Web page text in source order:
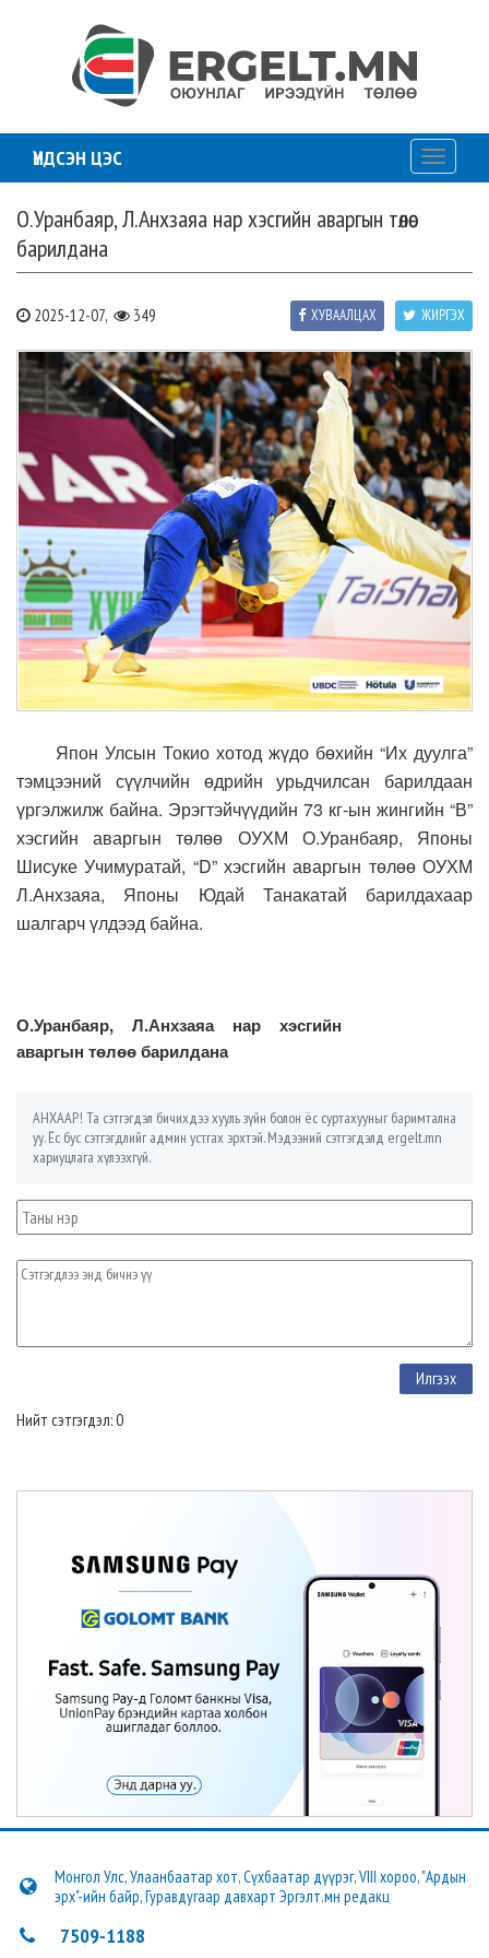
ҮНДСЭН ЦЭС
Toggle
О.Уранбаяр, Л.Анхзаяа нар хэсгийн аваргын төлөө
барилдана
2025-12-07, 349 ЖИРГЭХ
ХУВААЛЦАХ
Япон Улсын Токио хотод жүдо бөхийн “Их дуулга”
тэмцээний сүүлчийн өдрийн урьдчилсан барилдаан
үргэлжилж байна. Эрэгтэйчүүдийн 73 кг-ын жингийн “В”
хэсгийн аваргын төлөө ОУХМ О.Уранбаяр, Японы
Шисуке Учимуратай, “D” хэсгийн аваргын төлөө ОУХМ
Л.Анхзаяа, Японы Юдай Танакатай барилдахаар
шалгарч үлдээд байна.
О.Уранбаяр, Л.Анхзаяа нар хэсгийн
аваргын төлөө барилдана
АНХААР! Та сэтгэгдэл бичихдээ хууль зүйн болон ёс суртахууныг баримтална
уу. Ёс бус сэтгэгдлийг админ устгах эрхтэй. Мэдээний сэтгэгдэлд ergelt.mn
хариуцлага хүлээхгүй.
Нийт сэтгэгдэл: 0
Монгол Улс, Улаанбаатар хот, Сүхбаатар дүүрэг, VIII хороо, "Ардын
эрх"-ийн байр, Гуравдугаар давхарт Эргэлт.мн редакц
7509-1188